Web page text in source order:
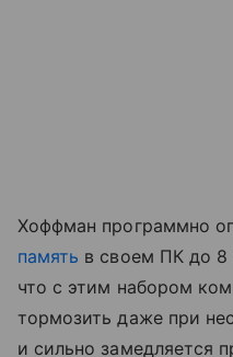
Хоффман программно
память в своем ПК до 8
что с этим набором
тормозить даже при
и сильно замедляется